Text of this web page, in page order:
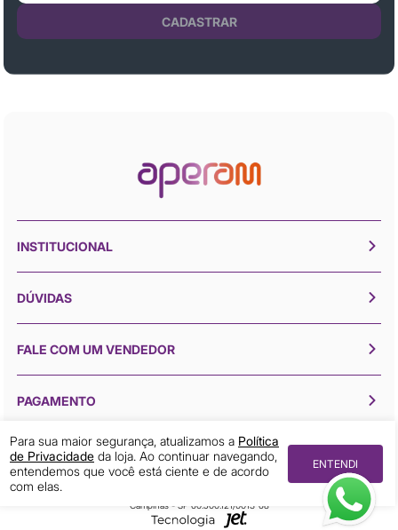
Para sua maior segurança, atualizamos a Política
de Privacidade da loja. Ao continuar navegando,
entendemos que você está ciente e de acordo
com elas.
ENTENDI
CADASTRAR
INSTITUCIONAL
DÚVIDAS
FALE COM UM VENDEDOR
PAGAMENTO
Todos os direitos reservados © 2026 Aperam Inox
Aperam Inox (19) 3211-4001 Avenida Mercedes Benz, 1420 Distrito Industrial 13054-750
Campinas - SP 60.500.121/0013-68